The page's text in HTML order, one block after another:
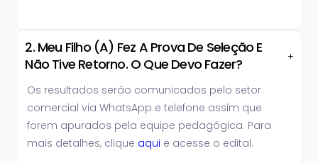
2. Meu Filho (a) Fez A Prova De Seleção E
Não Tive Retorno. O Que Devo Fazer?
Os resultados serão comunicados pelo setor
comercial via WhatsApp e telefone assim que
forem apurados pela equipe pedagógica. Para
mais detalhes, clique aqui e acesse o edital.